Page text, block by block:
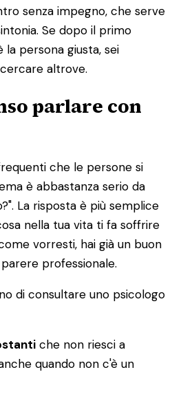
senza impegno, che serve
Se dopo il primo
persona giusta, sei
altrove.
parlare con
che le persone si
è abbastanza serio da
La risposta è più semplice
nella tua vita ti fa soffrire
vorresti, hai già un buon
professionale.
di consultare uno psicologo
che non riesci a
quando non c'è un